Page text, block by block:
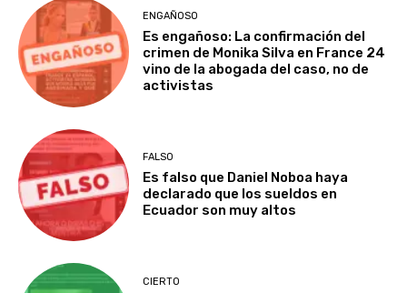
ENGAÑOSO
Es engañoso: La confirmación del
crimen de Monika Silva en France 24
vino de la abogada del caso, no de
activistas
FALSO
Es falso que Daniel Noboa haya
declarado que los sueldos en
Ecuador son muy altos
CIERTO